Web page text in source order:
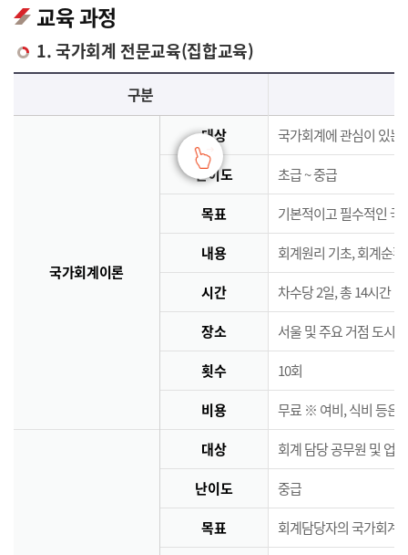
교육 과정
1. 국가회계 전문교육(집합교육)
국가회계 전문교육(집합교육)에 대한 안내 표로 국가회계이론, 국가회계실무, 재무결산실무로 구분되며 이에 해당하는 내용으로 구성되어 있습니다.
구분
국가회계이론
대상 국가회계에 관심이 있는
난이도 초급 ~ 중급
목표 기본적이고 필수적인 국
내용 회계원리 기초, 회계순
시간 차수당 2일, 총 14시간
장소 서울 및 주요 거점 도시
횟수 10회
비용 무료 ※ 여비, 식비 등은
대상 회계 담당 공무원 및 업
난이도 중급
목표 회계담당자의 국가회계